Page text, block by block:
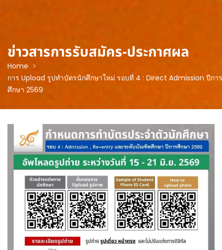
ข่าวสารการรับสมัคร-ประกาศผล
Home
การ Upload รูปทำบัตรนักศึกษาใหม่ รอบที่ 4 : Direct Admission ปีการ
ศึกษา 2569